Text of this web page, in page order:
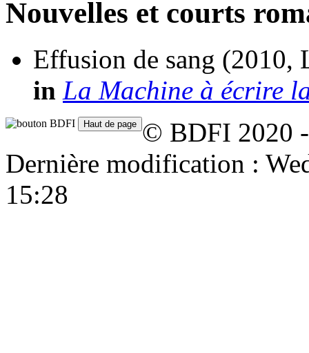
Nouvelles et courts
Effusion de sang (2010,
in La Machine à écrire
© BDFI 2020
Dernière modification :
15:28